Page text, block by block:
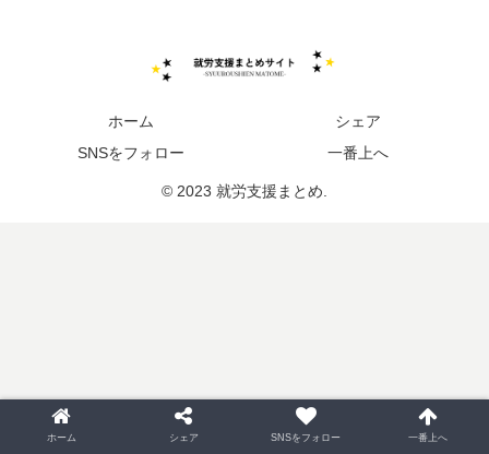
ホーム
シェア
SNSをフォロー
一番上へ
© 2023 就労支援まとめ.
ホーム シェア SNSをフォロー 一番上へ